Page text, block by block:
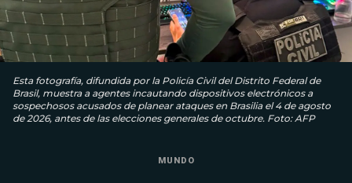
Esta fotografía, difundida por la Policía Civil del Distrito Federal de
Brasil, muestra a agentes incautando dispositivos electrónicos a
sospechosos acusados ​​de planear ataques en Brasilia el 4 de agosto
de 2026, antes de las elecciones generales de octubre. Foto: AFP
MUNDO